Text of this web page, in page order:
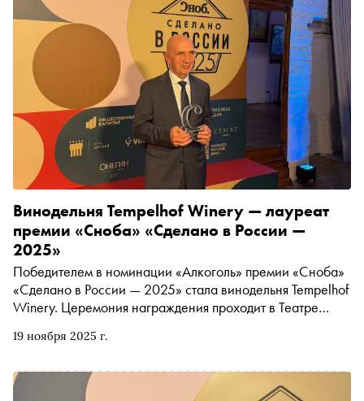
19 ноября 2025 г.
Винодельня Tempelhof Winery — лауреат
премии «Сноба» «Сделано в России —
2025»
Победителем в номинации «Алкоголь» премии «Сноба»
«Сделано в России — 2025» стала винодельня Tempelhof
Winery. Церемония награждения проходит в Театре